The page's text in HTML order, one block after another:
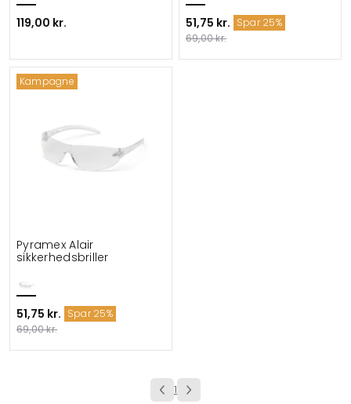
119,00 kr. 51,75 kr. Spar 25%
69,00 kr.
Kampagne
Pyramex Alair
sikkerhedsbriller
51,75 kr. Spar 25%
69,00 kr.
1